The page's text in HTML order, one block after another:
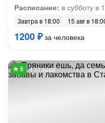
Расписание: в субботу в
Завтра в 18:00 15 авг в
1200 ₽за человека
4 отзыва